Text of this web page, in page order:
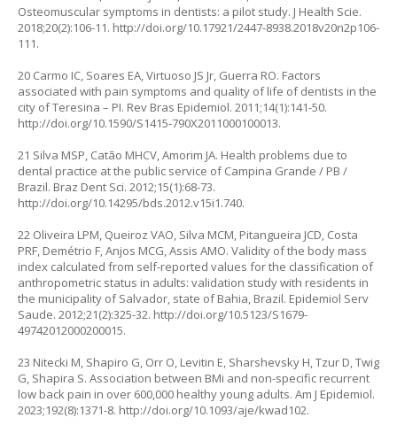
Osteomuscular symptoms in dentists: a pilot study. J Health Scie.
2018;20(2):106-11. http://doi.org/10.17921/2447-8938.2018v20n2p106-
111.
20 Carmo IC, Soares EA, Virtuoso JS Jr, Guerra RO. Factors
associated with pain symptoms and quality of life of dentists in the
city of Teresina – PI. Rev Bras Epidemiol. 2011;14(1):141-50.
http://doi.org/10.1590/S1415-790X2011000100013.
21 Silva MSP, Catão MHCV, Amorim JA. Health problems due to
dental practice at the public service of Campina Grande / PB /
Brazil. Braz Dent Sci. 2012;15(1):68-73.
http://doi.org/10.14295/bds.2012.v15i1.740.
22 Oliveira LPM, Queiroz VAO, Silva MCM, Pitangueira JCD, Costa
PRF, Demétrio F, Anjos MCG, Assis AMO. Validity of the body mass
index calculated from self-reported values for the classification of
anthropometric status in adults: validation study with residents in
the municipality of Salvador, state of Bahia, Brazil. Epidemiol Serv
Saude. 2012;21(2):325-32. http://doi.org/10.5123/S1679-
49742012000200015.
23 Nitecki M, Shapiro G, Orr O, Levitin E, Sharshevsky H, Tzur D, Twig
G, Shapira S. Association between BMi and non-specific recurrent
low back pain in over 600,000 healthy young adults. Am J Epidemiol.
2023;192(8):1371-8. http://doi.org/10.1093/aje/kwad102.